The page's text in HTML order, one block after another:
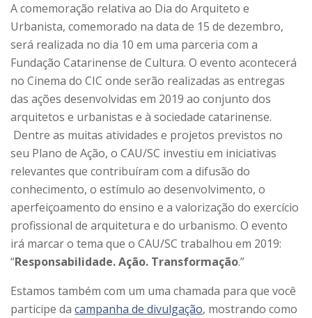
A comemoração relativa ao Dia do Arquiteto e
Urbanista, comemorado na data de 15 de dezembro,
será realizada no dia 10 em uma parceria com a
Fundação Catarinense de Cultura. O evento acontecerá
no Cinema do CIC onde serão realizadas as entregas
das ações desenvolvidas em 2019 ao conjunto dos
arquitetos e urbanistas e à sociedade catarinense.
Dentre as muitas atividades e projetos previstos no
seu Plano de Ação, o CAU/SC investiu em iniciativas
relevantes que contribuíram com a difusão do
conhecimento, o estímulo ao desenvolvimento, o
aperfeiçoamento do ensino e a valorização do exercício
profissional de arquitetura e do urbanismo. O evento
irá marcar o tema que o CAU/SC trabalhou em 2019:
“Responsabilidade. Ação. Transformação.”
Estamos também com um uma chamada para que você
participe da campanha de divulgação, mostrando como